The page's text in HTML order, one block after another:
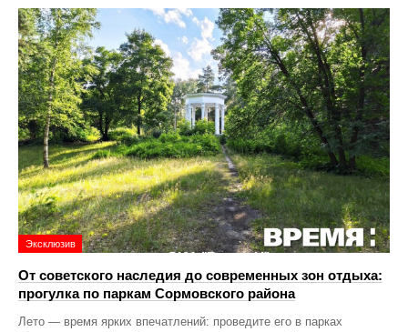
Эксклюзив
От советского наследия до современных зон отдыха:
прогулка по паркам Сормовского района
Лето — время ярких впечатлений: проведите его в парках